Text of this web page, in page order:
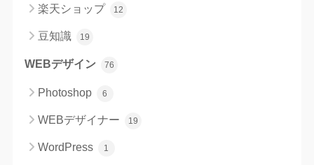
楽天ショップ 12
豆知識 19
WEBデザイン 76
Photoshop 6
WEBデザイナー 19
WordPress 1